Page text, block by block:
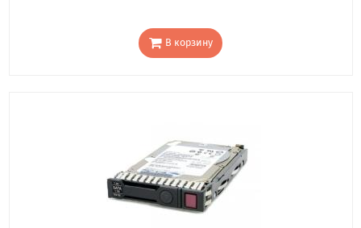
В корзину